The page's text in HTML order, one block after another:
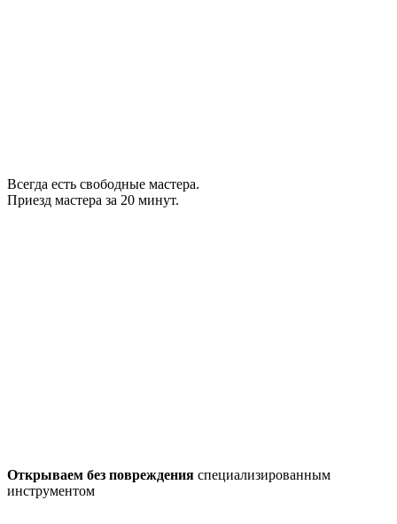
Всегда есть свободные мастера.
Приезд мастера за 20 минут.
Открываем без повреждения специализированным
инструментом